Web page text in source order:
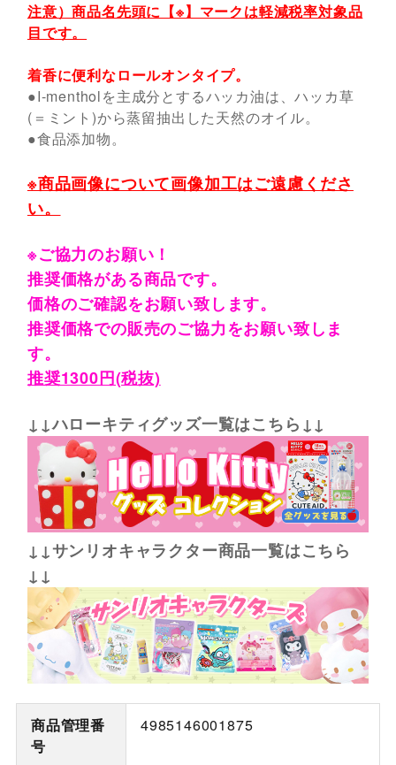
注意）商品名先頭に【※】マークは軽減税率対象品
目です。
着香に便利なロールオンタイプ。
●I-mentholを主成分とするハッカ油は、ハッカ草
(＝ミント)から蒸留抽出した天然のオイル。
●食品添加物。
※商品画像について画像加工はご遠慮くださ
い。
※ご協力のお願い！
推奨価格がある商品です。
価格のご確認をお願い致します。
推奨価格での販売のご協力をお願い致しま
す。
推奨1300円(税抜)
↓↓ハローキティグッズ一覧はこちら↓↓
↓↓サンリオキャラクター商品一覧はこちら
↓↓
商品管理番
号
4985146001875